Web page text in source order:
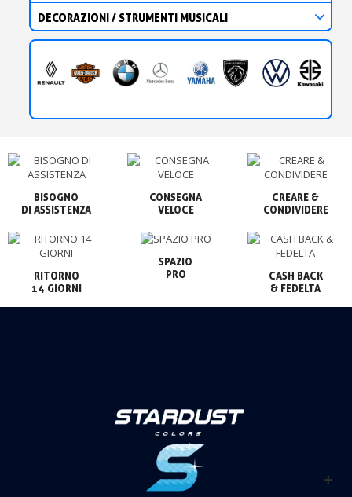
DECORAZIONI / STRUMENTI MUSICALI
BISOGNO
CONSEGNA
VELOCE
CREARE &
CONDIVIDERE
RITORNO
14 GIORNI
SPAZIO
PRO
CASH BACK
& FEDELTA